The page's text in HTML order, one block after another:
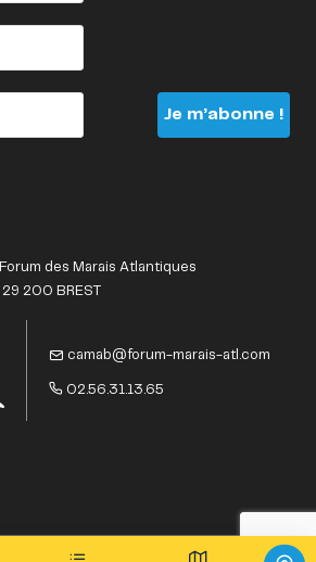
des Marais Atlantiques
200 BREST
camab@forum-marais-atl.com
02.56.31.13.65